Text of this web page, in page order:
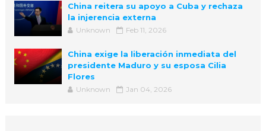
China reitera su apoyo a Cuba y rechaza
la injerencia externa
Unknown Feb 11, 2026
China exige la liberación inmediata del
presidente Maduro y su esposa Cilia
Flores
Unknown Jan 04, 2026